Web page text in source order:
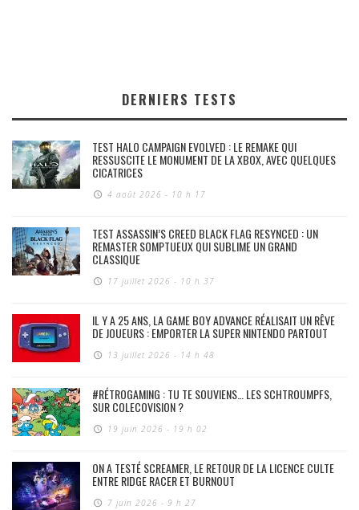
DERNIERS TESTS
TEST HALO CAMPAIGN EVOLVED : LE REMAKE QUI
RESSUSCITE LE MONUMENT DE LA XBOX, AVEC QUELQUES
CICATRICES
4 août 2026 - 10 h 17
TEST ASSASSIN’S CREED BLACK FLAG RESYNCED : UN
REMASTER SOMPTUEUX QUI SUBLIME UN GRAND
CLASSIQUE
17 juillet 2026 - 10 h 37
IL Y A 25 ANS, LA GAME BOY ADVANCE RÉALISAIT UN RÊVE
DE JOUEURS : EMPORTER LA SUPER NINTENDO PARTOUT
13 juillet 2026 - 14 h 48
#RÉTROGAMING : TU TE SOUVIENS… LES SCHTROUMPFS,
SUR COLECOVISION ?
19 juin 2026 - 19 h 02
ON A TESTÉ SCREAMER, LE RETOUR DE LA LICENCE CULTE
ENTRE RIDGE RACER ET BURNOUT
7 juin 2026 - 9 h 27